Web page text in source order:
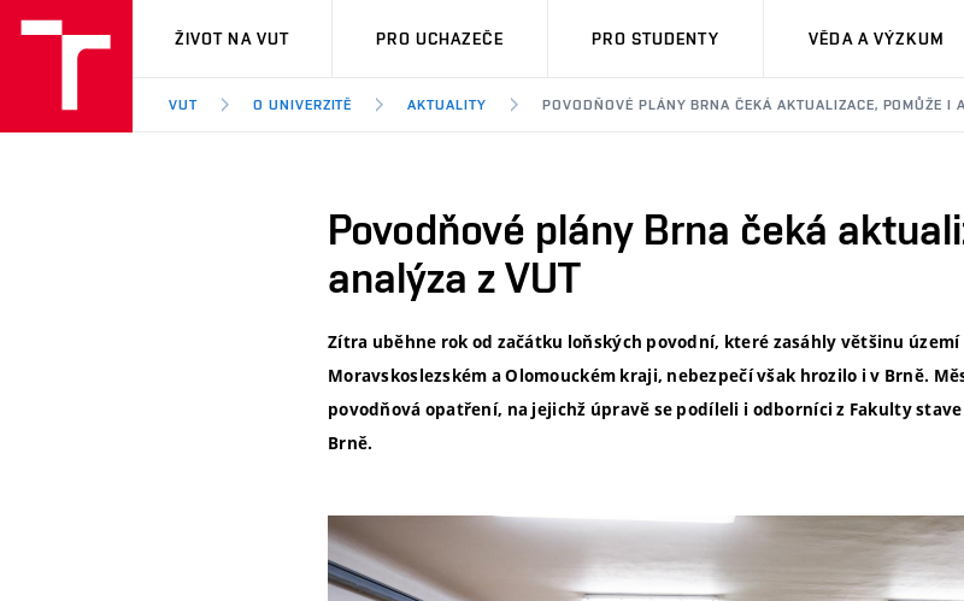
VUT
ŽIVOT NA VUT PRO UCHAZEČE PRO STUDENTY VĚDA A VÝZKUM
VUT O UNIVERZITĚ AKTUALITY POVODŇOVÉ PLÁNY BRNA ČEKÁ AKTUALIZACE, POMŮŽE I
Povodňové plány Brna čeká
analýza z VUT
Zítra uběhne rok od začátku loňských povodní, které zasáhly většinu
Moravskoslezském a Olomouckém kraji, nebezpečí však hrozilo i v Brně.
povodňová opatření, na jejichž úpravě se podíleli i odborníci z Fakulty
Brně.